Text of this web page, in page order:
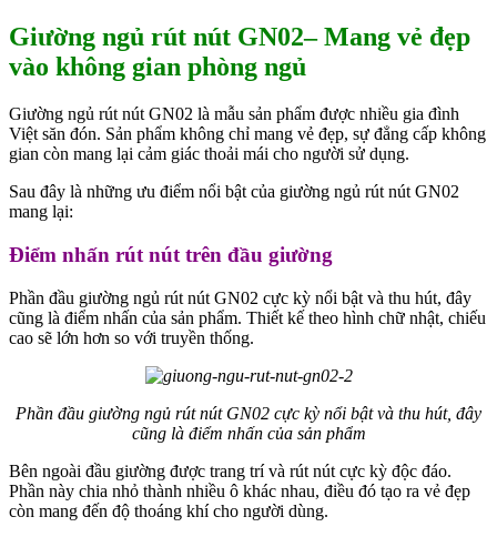
Giường ngủ rút nút GN02– Mang vẻ đẹp
vào không gian phòng ngủ
Giường ngủ rút nút GN02 là mẫu sản phẩm được nhiều gia đình
Việt săn đón. Sản phẩm không chỉ mang vẻ đẹp, sự đẳng cấp không
gian còn mang lại cảm giác thoải mái cho người sử dụng.
Sau đây là những ưu điểm nổi bật của giường ngủ rút nút GN02
mang lại:
Điểm nhấn rút nút trên đầu giường
Phần đầu giường ngủ rút nút GN02 cực kỳ nổi bật và thu hút, đây
cũng là điểm nhấn của sản phẩm. Thiết kế theo hình chữ nhật, chiếu
cao sẽ lớn hơn so với truyền thống.
Phần đầu giường ngủ rút nút GN02 cực kỳ nổi bật và thu hút, đây
cũng là điểm nhấn của sản phẩm
Bên ngoài đầu giường được trang trí và rút nút cực kỳ độc đáo.
Phần này chia nhỏ thành nhiều ô khác nhau, điều đó tạo ra vẻ đẹp
còn mang đến độ thoáng khí cho người dùng.